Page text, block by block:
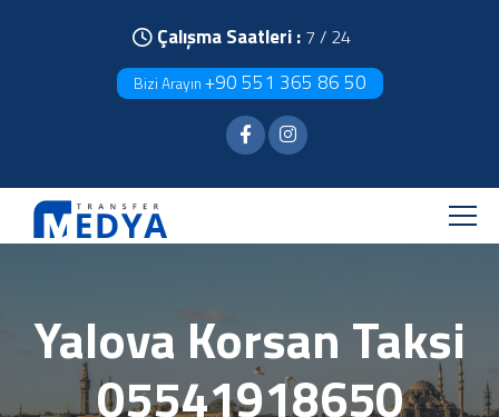
Çalışma Saatleri : 7 / 24
Bizi Arayın +90 551 365 86 50
Yalova Korsan Taksi
05541918650